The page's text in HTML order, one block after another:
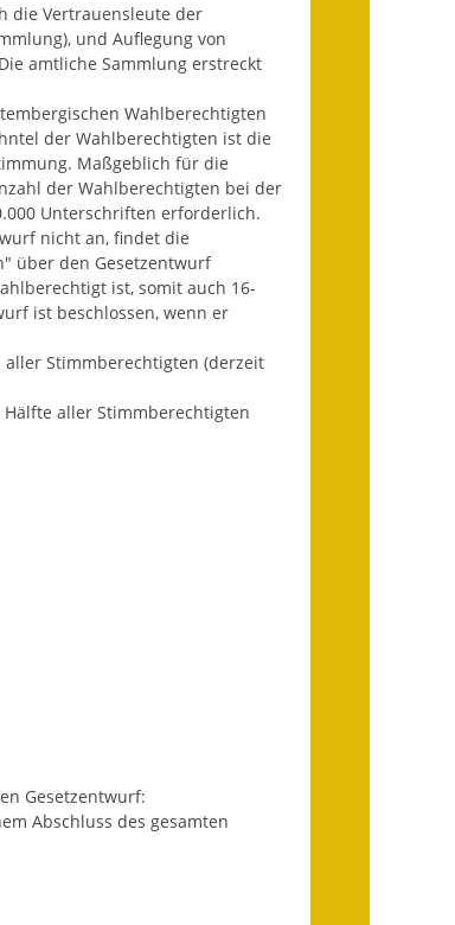
Leichte Sprache
Mitteilungsblatt
Nachhaltigkeitsbericht
Notfallplanung
Ortsplan
Schadensmeldung
Straßenbau
Rathaus
die Vertrauensleute der
und Auflegung von
amtliche Sammlung erstreckt
Wahlberechtigten
der Wahlberechtigten ist die
Maßgeblich für die
der Wahlberechtigten bei der
Unterschriften erforderlich.
nicht an, findet die
über den Gesetzentwurf
ist, somit auch 16-
ist beschlossen, wenn er
Stimmberechtigten (derzeit
aller Stimmberechtigten
Gesetzentwurf:
Abschluss des gesamten